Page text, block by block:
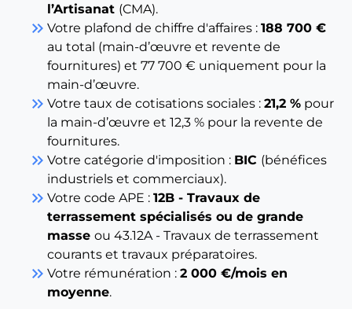
l’Artisanat (CMA).
keyboard_double_arrow_right Votre plafond de chiffre d'affaires : 188 700 €
au total (main-d’œuvre et revente de
fournitures) et 77 700 € uniquement pour la
main-d’œuvre.
keyboard_double_arrow_right Votre taux de cotisations sociales : 21,2 % pour
la main-d’œuvre et 12,3 % pour la revente de
fournitures.
keyboard_double_arrow_right Votre catégorie d'imposition : BIC (bénéfices
industriels et commerciaux).
keyboard_double_arrow_right Votre code APE : 12B - Travaux de
terrassement spécialisés ou de grande
masse ou 43.12A - Travaux de terrassement
courants et travaux préparatoires.
keyboard_double_arrow_right Votre rémunération : 2 000 €/mois en
moyenne.